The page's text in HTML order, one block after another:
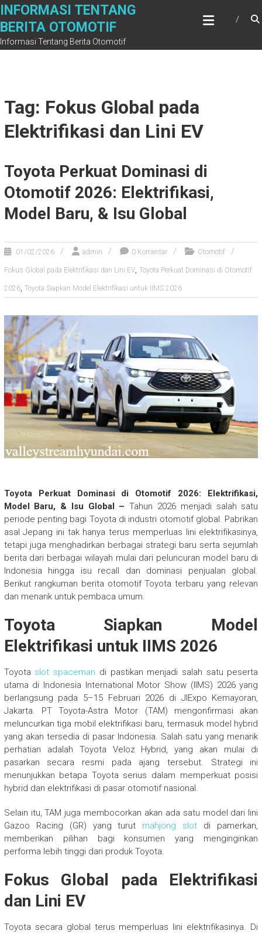
Skip
content
INFORMASI TENTANG
BERITA OTOMOTIF
Informasi Tentang Berita Otomotif
Tag: Fokus Global pada
Elektrifikasi dan Lini EV
Toyota Perkuat Dominasi di
Otomotif 2026: Elektrifikasi,
Model Baru, & Isu Global
01/02/2026 admin 0 Komentar Otomotif
Fokus Global pada Elektrifikasi dan Lini EV, Toyota Perkuat Dominasi di Otomotif
2026, Toyota Siapkan Model Elektrifikasi untuk IIMS 2026
Toyota Perkuat Dominasi di Otomotif 2026: Elektrifikasi,
Model Baru, & Isu Global –Tahun 2026 menjadi salah satu
periode penting bagi Toyota di industri otomotif global. Pabrikan
asal Jepang ini tak hanya terus memperluas lini elektrifikasinya,
tetapi juga menghadirkan berbagai strategi baru serta sejumlah
berita dari berbagai wilayah mulai dari peluncuran model baru di
Indonesia hingga isu recall dan dominasi penjualan global.
Berikut rangkuman berita otomotif Toyota terbaru yang relevan
dan menarik untuk pembaca umum.
Toyota Siapkan Model
Elektrifikasi untuk IIMS 2026
Toyota slot spaceman di pastikan menjadi salah satu peserta
utama di Indonesia International Motor Show (IIMS) 2026 yang
berlangsung pada 5–15 Februari 2026 di JIExpo Kemayoran,
Jakarta. PT Toyota-Astra Motor (TAM) mengonfirmasi akan
meluncurkan tiga mobil elektrifikasi baru, termasuk model hybrid
yang akan tersedia di pasar Indonesia. Salah satu yang menarik
perhatian adalah Toyota Veloz Hybrid, yang akan mulai di
pasarkan secara resmi pada ajang tersebut. Strategi ini
menunjukkan betapa Toyota serius dalam memperkuat posisi
hybrid dan elektrifikasi di pasar otomotif nasional.
Selain itu, TAM juga membocorkan akan ada satu model dari lini
Gazoo Racing (GR) yang turut mahjong slot di pamerkan,
memberikan pilihan bagi konsumen yang menginginkan
performa lebih tinggi dari produk Toyota.
Fokus Global pada Elektrifikasi
dan Lini EV
Toyota secara global terus memperluas lini elektrifikasinya. Di